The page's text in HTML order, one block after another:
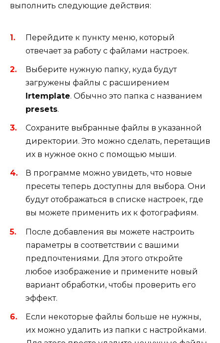
выполнить следующие действия:
Перейдите к пункту меню, который
отвечает за работу с файлами настроек.
Выберите нужную папку, куда будут
загружены файлы с расширением
lrtemplate. Обычно это папка с названием
presets.
Сохраните выбранные файлы в указанной
директории. Это можно сделать, перетащив
их в нужное окно с помощью мыши.
В программе можно увидеть, что новые
пресеты теперь доступны для выбора. Они
будут отображаться в списке настроек, где
вы можете применить их к фотографиям.
После добавления вы можете настроить
параметры в соответствии с вашими
предпочтениями. Для этого откройте
любое изображение и примените новый
вариант обработки, чтобы проверить его
эффект.
Если некоторые файлы больше не нужны,
их можно удалить из папки с настройками.